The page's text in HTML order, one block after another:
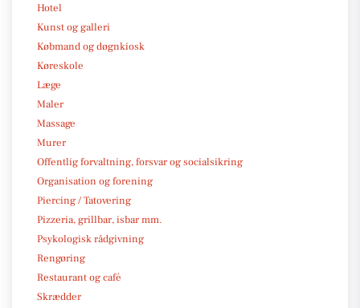
Hotel
Kunst og galleri
Købmand og døgnkiosk
Køreskole
Læge
Maler
Massage
Murer
Offentlig forvaltning, forsvar og socialsikring
Organisation og forening
Piercing / Tatovering
Pizzeria, grillbar, isbar mm.
Psykologisk rådgivning
Rengøring
Restaurant og café
Skrædder